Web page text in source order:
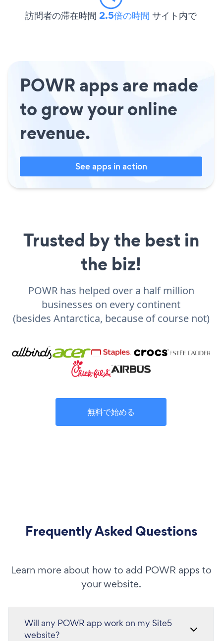
訪問者の滞在時間 2.5倍の時間 サイト内で
POWR apps are made
to grow your online
revenue.
See apps in action
Trusted by the best in
the biz!
POWR has helped over a half million
businesses on every continent
(besides Antarctica, because of course not)
無料で始める
Frequently Asked Questions
Learn more about how to add POWR apps to
your website.
Will any POWR app work on my Site5
website?